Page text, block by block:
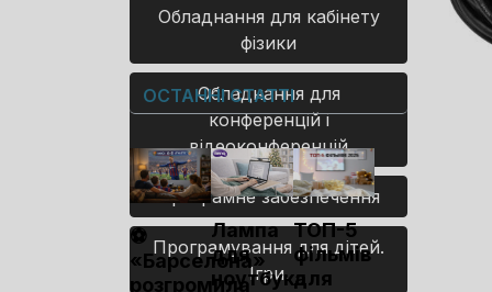
Обладнання для кабінету
фізики
Обладнання для
конференцій і
відеоконференцій
Програмне забезпечення
Програмування для дітей.
Ігри.
ОСТАННІ СТАТТІ
⚽
«Барселона»
розгромила
Лампа
для
ноутбука
ТОП-5
фільмів
для